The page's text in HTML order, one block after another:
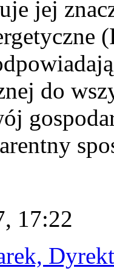
jej
do
17:22